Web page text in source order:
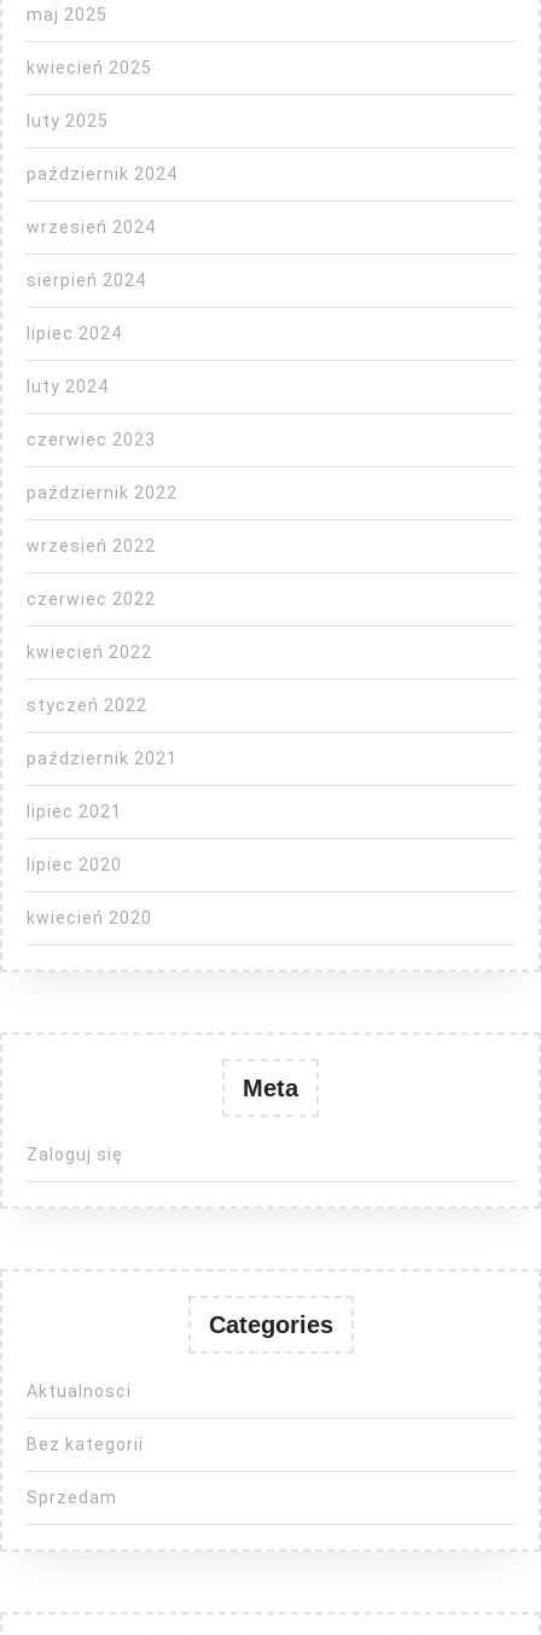
maj 2025
kwiecień 2025
luty 2025
październik 2024
wrzesień 2024
sierpień 2024
lipiec 2024
luty 2024
czerwiec 2023
październik 2022
wrzesień 2022
czerwiec 2022
kwiecień 2022
styczeń 2022
październik 2021
lipiec 2021
lipiec 2020
kwiecień 2020
Meta
Zaloguj się
Categories
Aktualnosci
Bez kategorii
Sprzedam